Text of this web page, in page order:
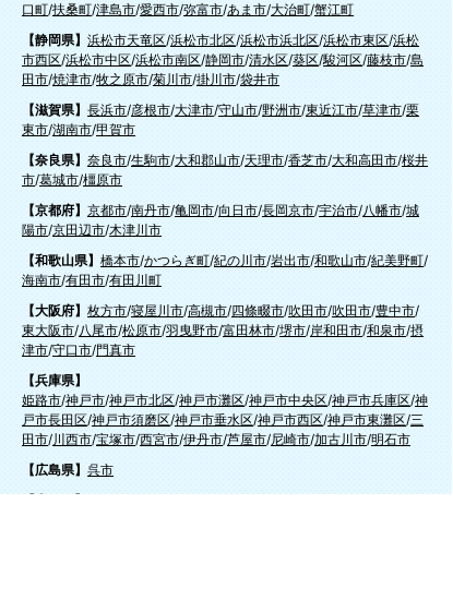
口町/扶桑町/津島市/愛西市/弥富市/あま市/大治町/蟹江町
【静岡県】 浜松市天竜区/浜松市北区/浜松市浜北区/浜松市東区/浜松
市西区/浜松市中区/浜松市南区/静岡市/清水区/葵区/駿河区/藤枝市/島
田市/焼津市/牧之原市/菊川市/掛川市/袋井市
【滋賀県】 長浜市/彦根市/大津市/守山市/野洲市/東近江市/草津市/栗
東市/湖南市/甲賀市
【奈良県】 奈良市/生駒市/大和郡山市/天理市/香芝市/大和高田市/桜井
市/葛城市/橿原市
【京都府】 京都市/南丹市/亀岡市/向日市/長岡京市/宇治市/八幡市/城
陽市/京田辺市/木津川市
【和歌山県】 橋本市/かつらぎ町/紀の川市/岩出市/和歌山市/紀美野町/
海南市/有田市/有田川町
【大阪府】 枚方市/寝屋川市/高槻市/四條畷市/吹田市/吹田市/豊中市/
東大阪市/八尾市/松原市/羽曳野市/富田林市/堺市/岸和田市/和泉市/摂
津市/守口市/門真市
【兵庫県】
姫路市/神戸市/神戸市北区/神戸市灘区/神戸市中央区/神戸市兵庫区/神
戸市長田区/神戸市須磨区/神戸市垂水区/神戸市西区/神戸市東灘区/三
田市/川西市/宝塚市/西宮市/伊丹市/芦屋市/尼崎市/加古川市/明石市
【広島県】 呉市